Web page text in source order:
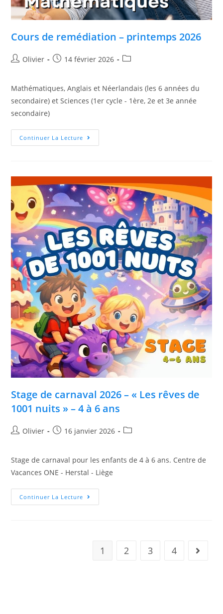
Cours de remédiation – printemps 2026
Olivier 14 février 2026
Mathématiques, Anglais et Néerlandais (les 6 années du
secondaire) et Sciences (1er cycle - 1ère, 2e et 3e année
secondaire)
Continuer La Lecture
Stage de carnaval 2026 – « Les rêves de
1001 nuits » – 4 à 6 ans
Olivier 16 janvier 2026
Stage de carnaval pour les enfants de 4 à 6 ans. Centre de
Vacances ONE - Herstal - Liège
Continuer La Lecture
1 2 3 4